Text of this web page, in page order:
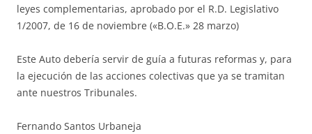
leyes complementarias, aprobado por el R.D. Legislativo
1/2007, de 16 de noviembre («B.O.E.» 28 marzo)
Este Auto debería servir de guía a futuras reformas y, para
la ejecución de las acciones colectivas que ya se tramitan
ante nuestros Tribunales.
Fernando Santos Urbaneja